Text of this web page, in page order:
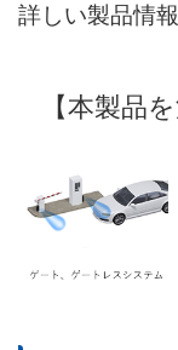
詳しい製品情
【本製品